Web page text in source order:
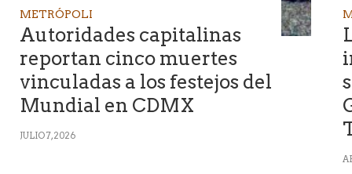
METRÓPOLI
Autoridades capitalinas
reportan cinco muertes
vinculadas a los festejos del
Mundial en CDMX
JULIO 7, 2026